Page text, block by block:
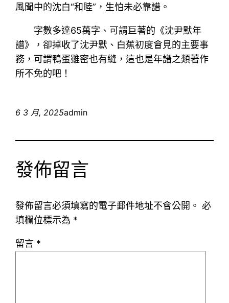
風聞中的沈白“和睦”，生怕未必靠譜。
字數多達65萬字、可謂巨著的《沈尹默年
譜》，卻掉收了沈尹默、白蕉初度會見的主要事
務，可謂鴨蛋雖密也有縫，這也是年譜之類著作
所不免的吧！
6 3 月, 2025admin
發佈留言
發佈留言必須填寫的電子郵件地址不會公開。 必
填欄位標示為 *
留言 *